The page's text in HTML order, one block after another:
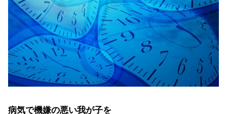
病気で機嫌の悪い我が子を